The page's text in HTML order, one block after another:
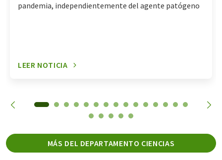
pandemia, independientemente del agente patógeno
LEER NOTICIA
MÁS DEL DEPARTAMENTO CIENCIAS